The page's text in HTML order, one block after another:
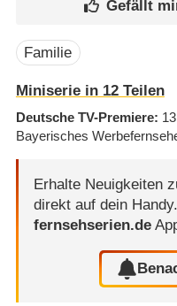
Familie
Miniserie in 12 Teilen
Deutsche TV-Premiere
Bayerisches
Erhalte Neuigkeiten
direkt auf dein Handy.
fernsehserien.de